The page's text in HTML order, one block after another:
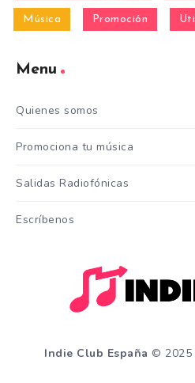
Música Promoción
Menu
Quienes somos
Promociona tu música
Salidas Radiofónicas
Escríbenos
Indie Club España © 2025